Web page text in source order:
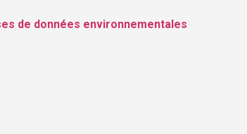
de données environnementales